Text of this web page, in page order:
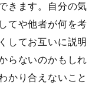
きます。自分の気
てや他者が何を考
してお互いに説明
らないのかもしれ
かり合えないこと